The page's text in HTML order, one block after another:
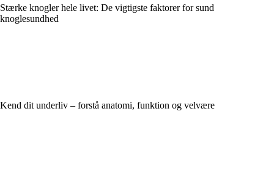
Stærke knogler hele livet: De vigtigste faktorer for sund
knoglesundhed
Kend dit underliv – forstå anatomi, funktion og velvære